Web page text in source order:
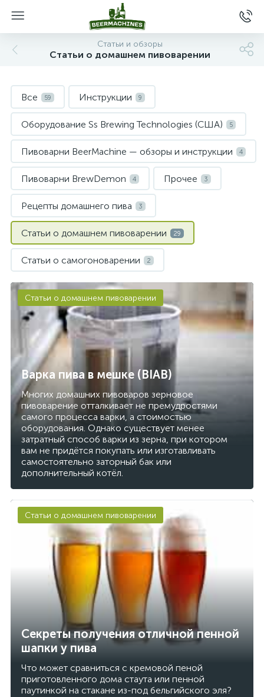
Статьи и обзоры
Статьи о домашнем пивоварении
Все 59 Инструкции 9
Оборудование Ss Brewing Technologies (США) 5
Пивоварни BeerMachine — обзоры и инструкции 4
Пивоварни BrewDemon 4 Прочее 3
Рецепты домашнего пива 3
Статьи о домашнем пивоварении 29
Статьи о самогоноварении 2
Варка пива в мешке (BIAB)
Многих домашних пивоваров зерновое
пивоварение отталкивает не премудростями
самого процесса варки, а стоимостью
оборудования. Однако существует менее
затратный способ варки из зерна, при котором
вам не придётся покупать или изготавливать
самостоятельно заторный бак или
дополнительный котёл.
Статьи о домашнем пивоварении
Секреты получения отличной пенной
шапки у пива
Что может сравниться с кремовой пеной
приготовленного дома стаута или пенной
паутинкой на стакане из-под бельгийского эля?
Статьи о домашнем пивоварении